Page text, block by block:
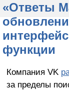
«Ответы
функции
Компания VK
за пределы